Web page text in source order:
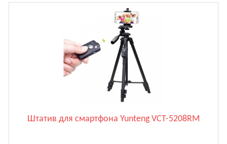
Штатив для смартфона Yunteng VCT-5208RM